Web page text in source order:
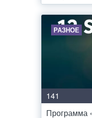
РАЗНОЕ
141
Программа